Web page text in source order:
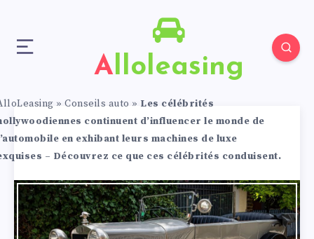
Alloleasing
» Conseils auto » Les célébrités
continuent d’influencer le monde de
en exhibant leurs machines de luxe
– Découvrez ce que ces célébrités conduisent.